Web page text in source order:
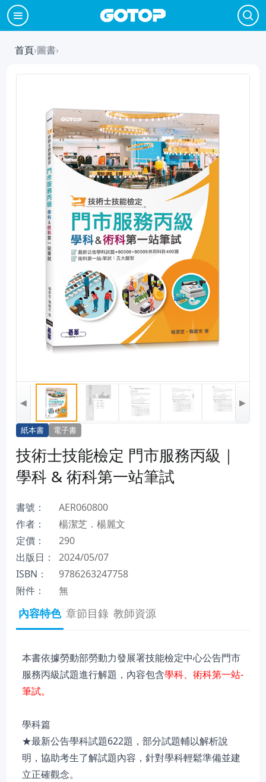
首頁›圖書›
◀ ▶
紙本書 電子書
技術士技能檢定 門市服務丙級｜
學科 & 術科第一站筆試
書號：
AER060800
作者：
楊潔芝．楊麗文
定價：
290
出版日：
2024/05/07
ISBN：
9786263247758
附件：
無
內容特色 章節目錄 教師資源
本書依據勞動部勞動力發展署技能檢定中心公告門市
服務丙級試題進行解題，內容包含學科、術科第一站-
筆試。
學科篇
★最新公告學科試題622題，部分試題輔以解析說
明，協助考生了解試題內容，針對學科輕鬆準備並建
立正確觀念。